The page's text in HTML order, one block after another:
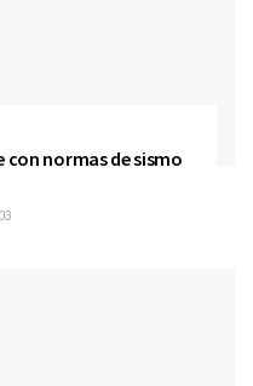
con normas de sismo